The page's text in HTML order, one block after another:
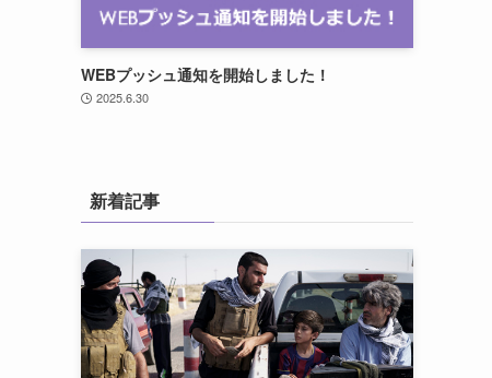
WEBプッシュ通知を開始しました！
2025.6.30
新着記事